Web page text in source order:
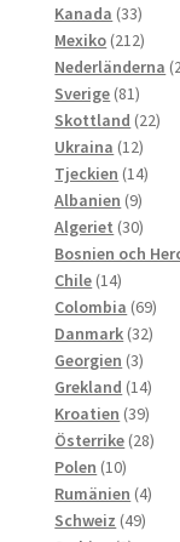
Kanada 3333
Mexiko 212212
Nederländerna
Sverige 8181
Skottland 2222
Ukraina 1212
Tjeckien 1414
Albanien 99
Algeriet 3030
Bosnien och
Chile 1414
produkter
Colombia 6969
Danmark 3232
Georgien 33
Grekland 1414
Kroatien 3939
Österrike 2828
Polen 1010
Rumänien 44
Schweiz 4949